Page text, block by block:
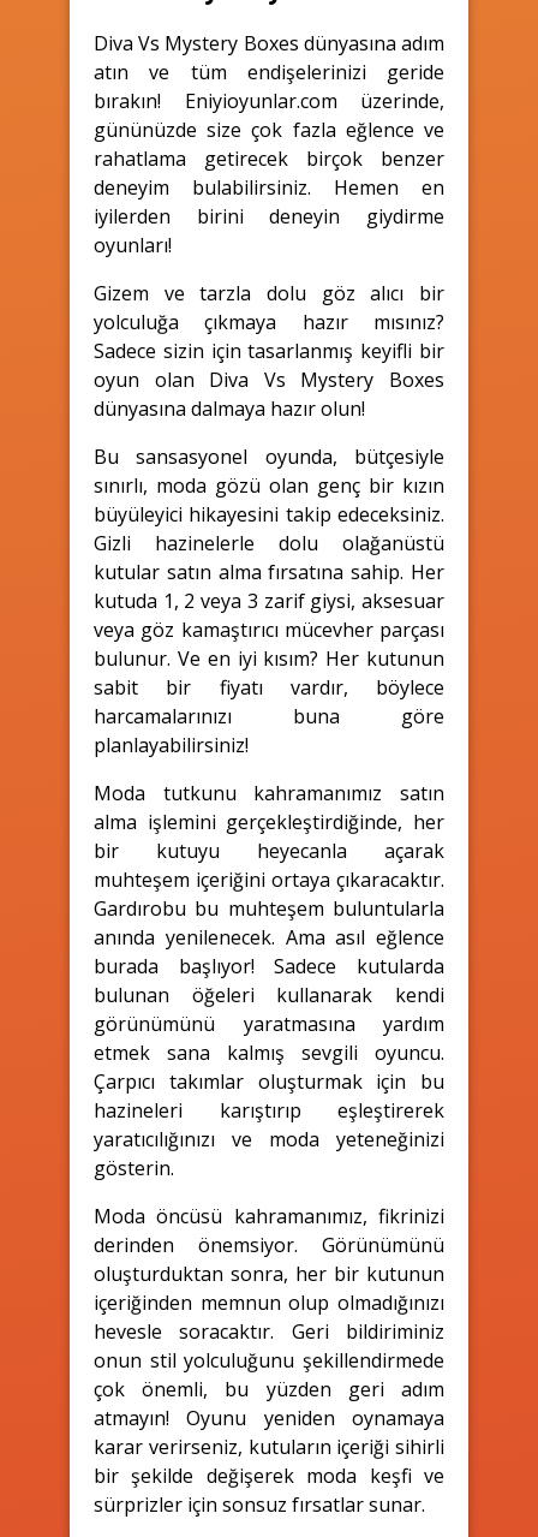
Diva Vs Mystery Boxes dünyasına adım
atın ve tüm endişelerinizi geride
bırakın! Eniyioyunlar.com üzerinde,
gününüzde size çok fazla eğlence ve
rahatlama getirecek birçok benzer
deneyim bulabilirsiniz. Hemen en
iyilerden birini deneyin giydirme
oyunları!
Gizem ve tarzla dolu göz alıcı bir
yolculuğa çıkmaya hazır mısınız?
Sadece sizin için tasarlanmış keyifli bir
oyun olan Diva Vs Mystery Boxes
dünyasına dalmaya hazır olun!
Bu sansasyonel oyunda, bütçesiyle
sınırlı, moda gözü olan genç bir kızın
büyüleyici hikayesini takip edeceksiniz.
Gizli hazinelerle dolu olağanüstü
kutular satın alma fırsatına sahip. Her
kutuda 1, 2 veya 3 zarif giysi, aksesuar
veya göz kamaştırıcı mücevher parçası
bulunur. Ve en iyi kısım? Her kutunun
sabit bir fiyatı vardır, böylece
harcamalarınızı buna göre
planlayabilirsiniz!
Moda tutkunu kahramanımız satın
alma işlemini gerçekleştirdiğinde, her
bir kutuyu heyecanla açarak
muhteşem içeriğini ortaya çıkaracaktır.
Gardırobu bu muhteşem buluntularla
anında yenilenecek. Ama asıl eğlence
burada başlıyor! Sadece kutularda
bulunan öğeleri kullanarak kendi
görünümünü yaratmasına yardım
etmek sana kalmış sevgili oyuncu.
Çarpıcı takımlar oluşturmak için bu
hazineleri karıştırıp eşleştirerek
yaratıcılığınızı ve moda yeteneğinizi
gösterin.
Moda öncüsü kahramanımız, fikrinizi
derinden önemsiyor. Görünümünü
oluşturduktan sonra, her bir kutunun
içeriğinden memnun olup olmadığınızı
hevesle soracaktır. Geri bildiriminiz
onun stil yolculuğunu şekillendirmede
çok önemli, bu yüzden geri adım
atmayın! Oyunu yeniden oynamaya
karar verirseniz, kutuların içeriği sihirli
bir şekilde değişerek moda keşfi ve
sürprizler için sonsuz fırsatlar sunar.